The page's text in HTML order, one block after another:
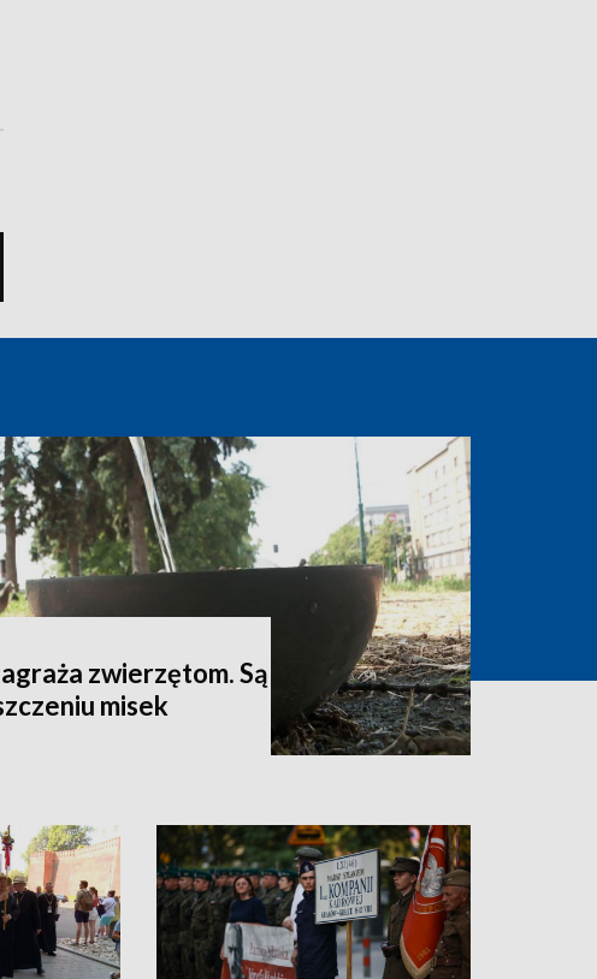
zwierzętom. Są
misek